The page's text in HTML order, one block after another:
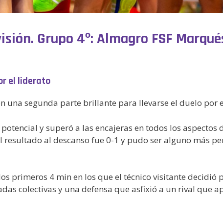
Grupo 4º: Almagro FSF
el liderato
una segunda parte brillante para llevarse el duelo por
y superó a las encajeras en todos los aspectos
resultado al descanso fue 0-1 y pudo ser alguno más
primeros 4 min en los que el técnico visitante
colectivas y una defensa que asfixió a un rival que